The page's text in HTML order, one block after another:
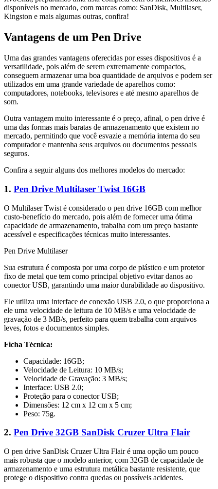
disponíveis no mercado, com marcas como: SanDisk, Multilaser,
Kingston e mais algumas outras, confira!
Vantagens de um Pen Drive
Uma das grandes vantagens oferecidas por esses dispositivos é a
versatilidade, pois além de serem extremamente compactos,
conseguem armazenar uma boa quantidade de arquivos e podem ser
utilizados em uma grande variedade de aparelhos como:
computadores, notebooks, televisores e até mesmo aparelhos de
som.
Outra vantagem muito interessante é o preço, afinal, o pen drive é
uma das formas mais baratas de armazenamento que existem no
mercado, permitindo que você esvazie a memória interna do seu
computador e mantenha seus arquivos ou documentos pessoais
seguros.
Confira a seguir alguns dos melhores modelos do mercado:
1. Pen Drive Multilaser Twist 16GB
O Multilaser Twist é considerado o pen drive 16GB com melhor
custo-benefício do mercado, pois além de fornecer uma ótima
capacidade de armazenamento, trabalha com um preço bastante
acessível e especificações técnicas muito interessantes.
Pen Drive Multilaser
Sua estrutura é composta por uma corpo de plástico e um protetor
fixo de metal que tem como principal objetivo evitar danos ao
conector USB, garantindo uma maior durabilidade ao dispositivo.
Ele utiliza uma interface de conexão USB 2.0, o que proporciona a
ele uma velocidade de leitura de 10 MB/s e uma velocidade de
gravação de 3 MB/s, perfeito para quem trabalha com arquivos
leves, fotos e documentos simples.
Ficha Técnica:
Capacidade: 16GB;
Velocidade de Leitura: 10 MB/s;
Velocidade de Gravação: 3 MB/s;
Interface: USB 2.0;
Proteção para o conector USB;
Dimensões: 12 cm x 12 cm x 5 cm;
Peso: 75g.
2. Pen Drive 32GB SanDisk Cruzer Ultra Flair
O pen drive SanDisk Cruzer Ultra Flair é uma opção um pouco
mais robusta que o modelo anterior, com 32GB de capacidade de
armazenamento e uma estrutura metálica bastante resistente, que
protege o dispositivo contra quedas ou possíveis acidentes.